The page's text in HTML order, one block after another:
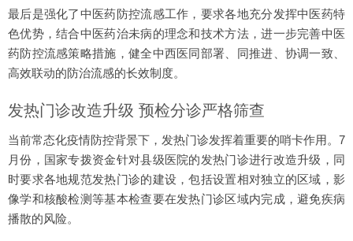
最后是强化了中医药防控流感工作，要求各地充分发挥中医药特
色优势，结合中医药治未病的理念和技术方法，进一步完善中医
药防控流感策略措施，健全中西医同部署、同推进、协调一致、
高效联动的防治流感的长效制度。
发热门诊改造升级 预检分诊严格筛查
当前常态化疫情防控背景下，发热门诊发挥着重要的哨卡作用。7
月份，国家专拨资金针对县级医院的发热门诊进行改造升级，同
时要求各地规范发热门诊的建设，包括设置相对独立的区域，影
像学和核酸检测等基本检查要在发热门诊区域内完成，避免疾病
播散的风险。